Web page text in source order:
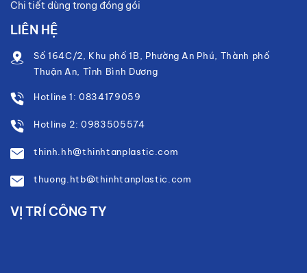
Chi tiết dùng trong đóng gói
LIÊN HỆ
Số 164C/2, Khu phố 1B, Phường An Phú, Thành phố
Thuận An, Tỉnh Bình Dương
Hotline 1: 0834179059
Hotline 2: 0983505574
thinh.hh@thinhtanplastic.com
thuong.htb@thinhtanplastic.com
VỊ TRÍ CÔNG TY